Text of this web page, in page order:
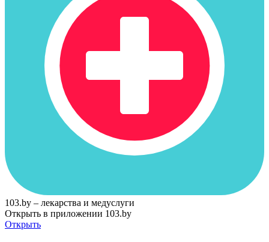
103.by – лекарства и медуслуги
Открыть в приложении 103.by
Открыть